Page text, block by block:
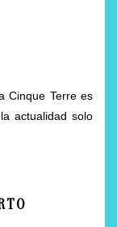
Cinque Terre es
actualidad solo